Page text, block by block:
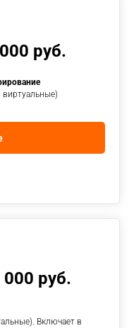
руб.
000 руб.
Включает в